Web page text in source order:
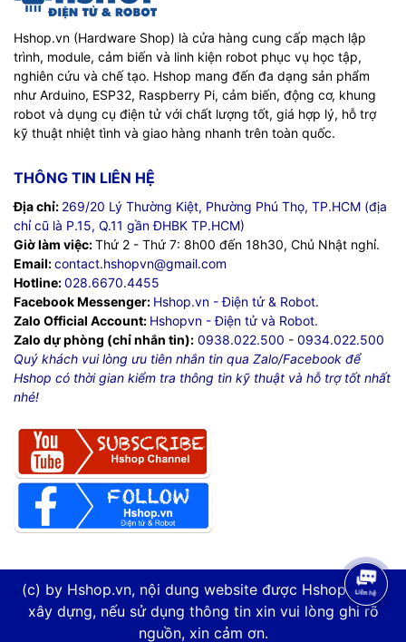
Hshop.vn (Hardware Shop) là cửa hàng cung cấp mạch lập
trình, module, cảm biến và linh kiện robot phục vụ học tập,
nghiên cứu và chế tạo. Hshop mang đến đa dạng sản phẩm
như Arduino, ESP32, Raspberry Pi, cảm biến, động cơ, khung
robot và dụng cụ điện tử với chất lượng tốt, giá hợp lý, hỗ trợ
kỹ thuật nhiệt tình và giao hàng nhanh trên toàn quốc.
THÔNG TIN LIÊN HỆ
Địa chỉ: 269/20 Lý Thường Kiệt, Phường Phú Thọ, TP.HCM (địa
chỉ cũ là P.15, Q.11 gần ĐHBK TP.HCM)
Giờ làm việc:Thứ 2 - Thứ 7: 8h00 đến 18h30, Chủ Nhật nghỉ.
Email:contact.hshopvn@gmail.com
Hotline:028.6670.4455
Facebook Messenger: Hshop.vn - Điện tử & Robot.
Zalo Official Account: Hshopvn - Điện tử và Robot.
Zalo dự phòng (chỉ nhắn tin): 0938.022.500 - 0934.022.500
Quý khách vui lòng ưu tiên nhắn tin qua Zalo/Facebook để
Hshop có thời gian kiểm tra thông tin kỹ thuật và hỗ trợ tốt nhất
nhé!
(c) by Hshop.vn, nội dung website được Hshop.vn tự
xây dựng, nếu sử dụng thông tin xin vui lòng ghi rõ
nguồn, xin cảm ơn.